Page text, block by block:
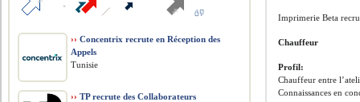
Imprimerie Beta
Chauffeur
Profil:
Chauffeur entre
Connaissances en
›› Concentrix recrute en Réception des
Appels
Tunisie
›› TP recrute des Collaborateurs